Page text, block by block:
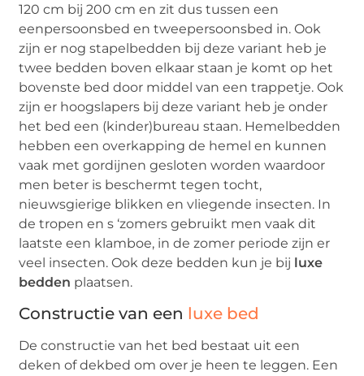
120 cm bij 200 cm en zit dus tussen een
eenpersoonsbed en tweepersoonsbed in. Ook
zijn er nog stapelbedden bij deze variant heb je
twee bedden boven elkaar staan je komt op het
bovenste bed door middel van een trappetje. Ook
zijn er hoogslapers bij deze variant heb je onder
het bed een (kinder)bureau staan. Hemelbedden
hebben een overkapping de hemel en kunnen
vaak met gordijnen gesloten worden waardoor
men beter is beschermt tegen tocht,
nieuwsgierige blikken en vliegende insecten. In
de tropen en s ‘zomers gebruikt men vaak dit
laatste een klamboe, in de zomer periode zijn er
veel insecten. Ook deze bedden kun je bij luxe
bedden plaatsen.
Constructie van een luxe bed
De constructie van het bed bestaat uit een
deken of dekbed om over je heen te leggen. Een